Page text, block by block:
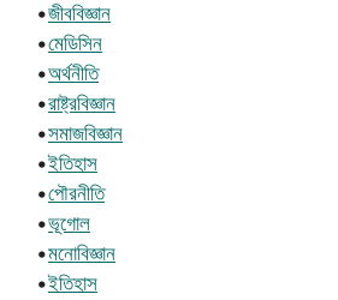
•জীববিজ্ঞান
•মেডিসিন
•অর্থনীতি
•রাষ্ট্রবিজ্ঞান
•সমাজবিজ্ঞান
•ইতিহাস
•পৌরনীতি
•ভূগোল
•মনোবিজ্ঞান
•ইতিহাস